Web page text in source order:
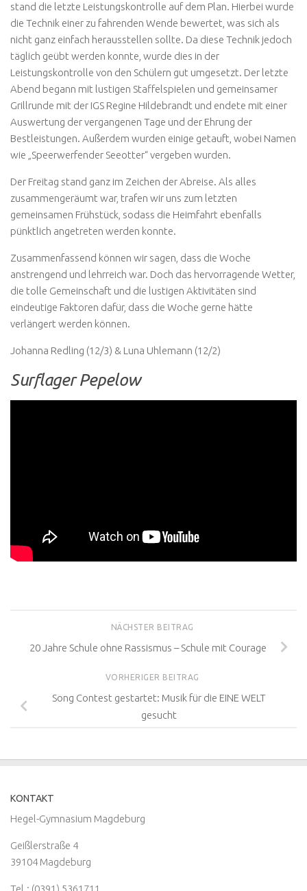
stand die letzte Leistungskontrolle auf dem Plan. Hierbei wurde
die Technik einer zu fahrenden Wende bewertet, was sich als
nicht ganz einfach herausstellen sollte. Da diese Technik jedoch
täglich geübt werden konnte, wurde dies in der
Leistungskontrolle von den Schülern gut umgesetzt. Der letzte
Abend begann mit lustigen Staffelspielen und gemeinsamer
Grillrunde mit der IGS Regine Hildebrandt und endete mit einer
Auswertung der vergangenen Tage und der Ehrung der
Bestleistungen. Außerdem wurden einige getauft, wobei Namen
wie „Speerwerfender Seeotter“ vergeben wurden.
Der Freitag stand ganz im Zeichen der Abreise. Als alles
zusammengeräumt war, trafen wir uns zum letzten
gemeinsamen Frühstück, sodass die Heimfahrt ebenfalls
pünktlich angetreten werden konnte.
Zusammenfassend können wir sagen, dass die Woche
anstrengend und lehrreich war. Doch das hervorragende Wetter,
die tolle Gemeinschaft und die lustigen Aktivitäten sind
eindeutige Faktoren dafür, dass die Woche gerne hätte
verlängert werden können.
Johanna Redling (12/3) & Luna Uhlemann (12/2)
Surflager Pepelow
NÄCHSTER BEITRAG
20 Jahre Schule ohne Rassismus – Schule mit Courage
VORHERIGER BEITRAG
Song Contest gestartet: Musik für die EINE WELT
gesucht
KONTAKT
Hegel-Gymnasium Magdeburg
Geißlerstraße 4
39104 Magdeburg
Tel.: (0391) 5361711